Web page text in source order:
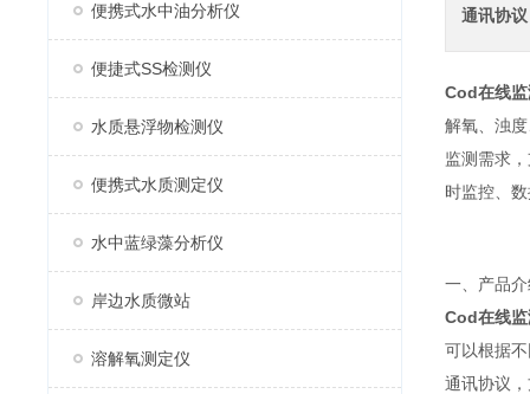
便携式水中油分析仪
便捷式SS检测仪
水质悬浮物检测仪
便携式水质测定仪
水中蓝绿藻分析仪
岸边水质微站
溶解氧测定仪
通讯协议
Cod在线
解氧、浊
监测需求
时监控、
一、产品
Cod在线
可以根据
通讯协议